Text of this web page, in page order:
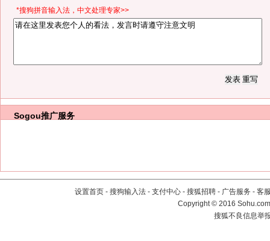
*搜狗拼音输入法，中文处理专家>>
Sogou推广服务
设置首页 - 搜狗输入法 - 支付中心 - 搜狐招聘 - 广告服务 - 客
Copyright©2016
搜狐不良信息举